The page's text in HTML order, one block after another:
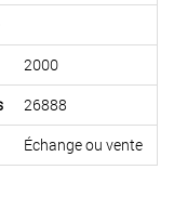
2000
26888
Échange ou vente